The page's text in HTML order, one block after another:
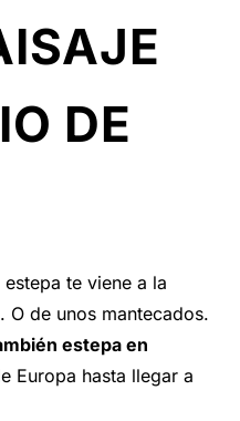
DE
te viene a la
O de unos mantecados.
estepa en
Europa hasta llegar a